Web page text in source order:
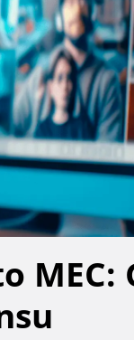
MEC: